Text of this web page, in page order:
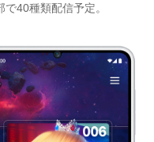
40種類配信予定。